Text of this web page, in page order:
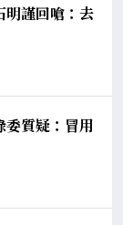
明謹回嗆：去
委質疑：冒用